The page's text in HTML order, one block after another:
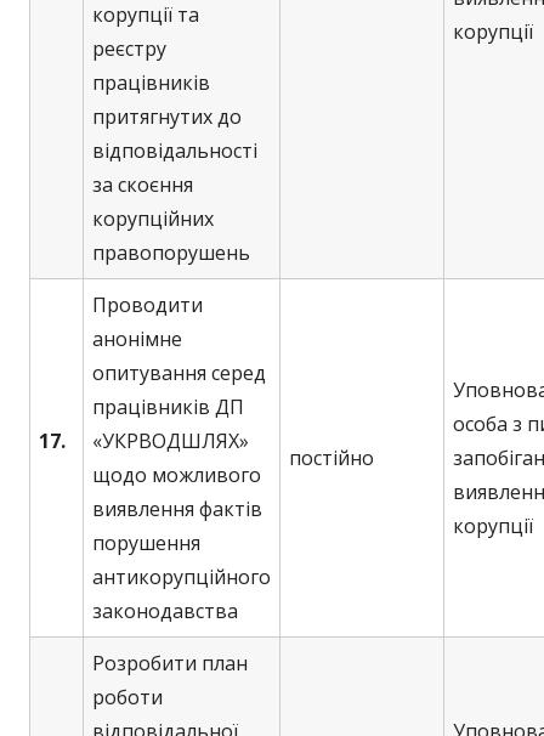
корупції та
реєстру
працівників
притягнутих до
відповідальності
за скоєння
корупційних
правопорушень
корупції
17.
Проводити
анонімне
опитування серед
працівників ДП
«УКРВОДШЛЯХ»
щодо можливого
виявлення фактів
порушення
антикорупційного
законодавства
постійно
особа з
корупції
Розробити план
роботи